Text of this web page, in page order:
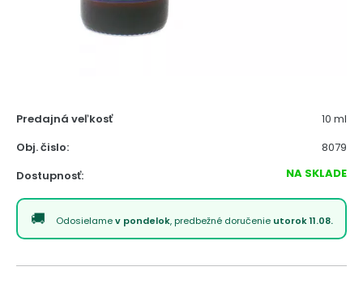
Predajná veľkosť
10 ml
Obj. čislo:
8079
Dostupnosť:
NA SKLADE
Odosielamev pondelok, predbežné doručenie utorok 11.08.